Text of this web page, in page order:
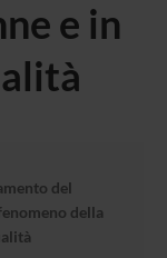
e in
del
della